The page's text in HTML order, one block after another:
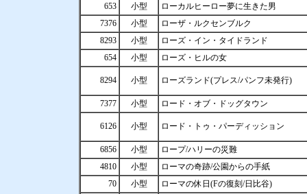
653
小型
ローカルヒーロー夢に生きた男
7376
小型
ローザ・ルクセンブルク
8293
小型
ローズ・イン・タイドランド
654
小型 ローズ・ヒルの女
8294 小型 ローズランド(プレス/パンフ未発行)
7377 小型 ロード・オブ・ドッグタウン
6126 小型 ロード・トゥ・パーディッション
6856 小型
ロープ/ハリーの災難
4810
小型
ローマの奇跡/公園からの手紙
70
小型
ローマの休日(Fの復刻/日比谷)